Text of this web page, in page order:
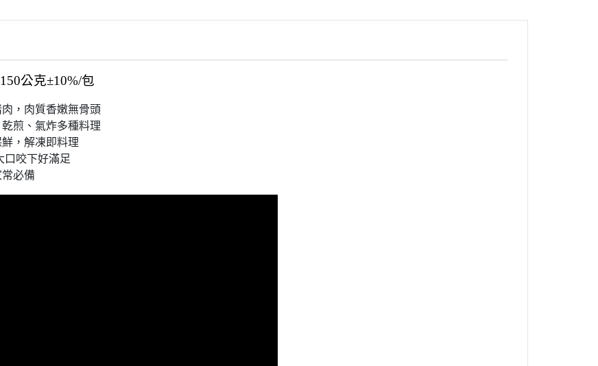
公克±10%/包
，肉質香嫩無骨頭
煎、氣炸多種料理
，解凍即料理
口咬下好滿足
常必備